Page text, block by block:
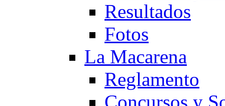
Resultados
Fotos
La Macarena
Reglamento